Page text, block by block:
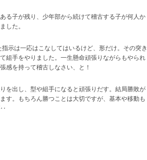
る子が残り、少年部から続けて稽古する子が何人か
した。
示は一応はこなしてはいるけど、形だけ。その突き
組手をやりました。一生懸命頑張りながらもやられ
感を持って稽古しなさい、と！
を出し、型や組手になると頑張りだす。結局勝敗が
す。もちろん勝つことは大切ですが、基本や移動も
‥